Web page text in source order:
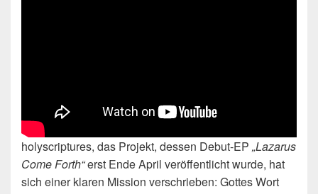
holyscriptures, das Projekt, dessen Debut‑EP „Lazarus
Come Forth“erst Ende April veröffentlicht wurde, hat
sich einer klaren Mission verschrieben: Gottes Wort